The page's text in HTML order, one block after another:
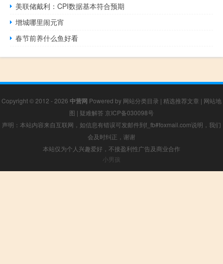
美联储戴利：CPI数据基本符合预期
增城哪里闹元宵
春节前养什么鱼好看
Copyright © 2012 - 2026 中营网 Powered by 网站分类目录 | 精选推荐文章 | 网站地
图 | 疑难解答 京ICP备030098号
声明：本站内容来自互联网，如信息有错误可发邮件到f_fb#foxmail.com说明，我们
会及时纠正，谢谢
本站仅为个人兴趣爱好，不接盈利性广告及商业合作
小男孩